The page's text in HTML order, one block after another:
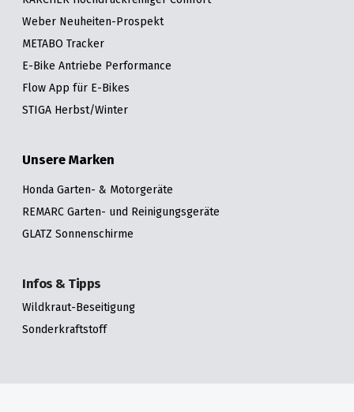
Weber Neuheiten-Prospekt
METABO Tracker
E-Bike Antriebe Performance
Flow App für E-Bikes
STIGA Herbst/Winter
Unsere Marken
Honda Garten- & Motorgeräte
REMARC Garten- und Reinigungsgeräte
GLATZ Sonnenschirme
Infos & Tipps
Wildkraut-Beseitigung
Sonderkraftstoff